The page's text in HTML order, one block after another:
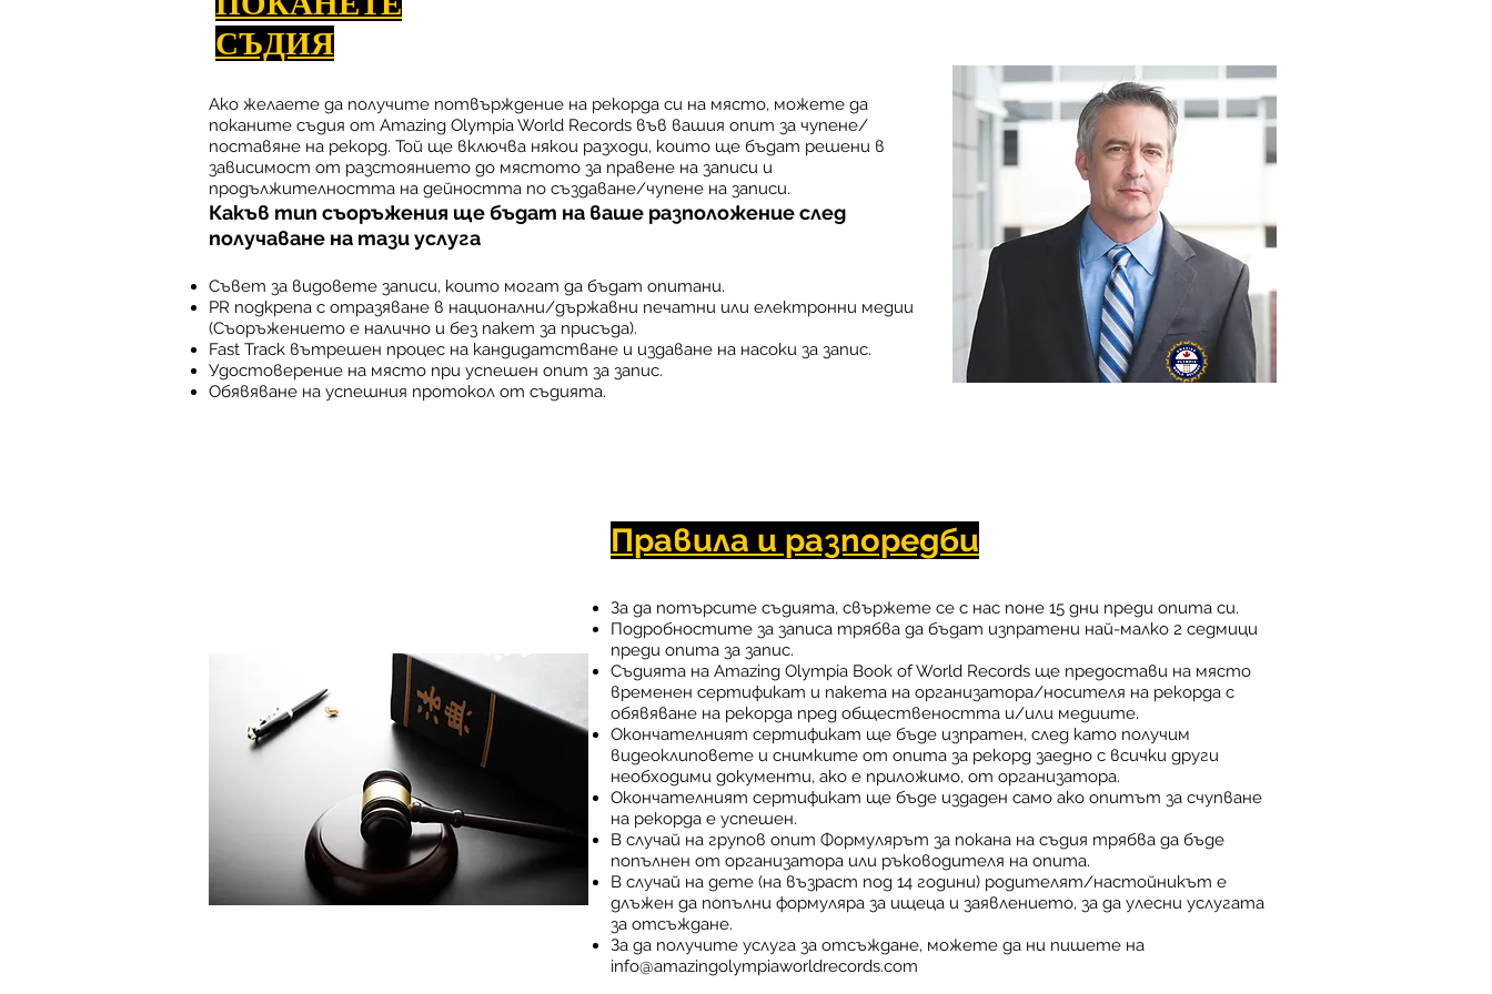
СЪДИЯ
Ако желаете да получите потвърждение на рекорда си на място, можете да
поканите съдия от Amazing Olympia World Records във вашия опит за чупене/
поставяне на рекорд. Той ще включва някои разходи, които ще бъдат решени в
зависимост от разстоянието до мястото за правене на записи и
продължителността на дейността по създаване/чупене на записи.
Какъв тип съоръжения ще бъдат на ваше разположение след
получаване на тази услуга
Съвет за видовете записи, които могат да бъдат опитани.
PR подкрепа с отразяване в национални/държавни печатни или електронни медии
(Съоръжението е налично и без пакет за присъда).
Fast Track вътрешен процес на кандидатстване и издаване на насоки за запис.
Удостоверение на място при успешен опит за запис.
Обявяване на успешния протокол от съдията.
Правила и разпоредби
За да потърсите съдията, свържете се с нас поне 15 дни преди опита си.
Подробностите за записа трябва да бъдат изпратени най-малко 2 седмици
преди опита за запис.
Съдията на Amazing Olympia Book of World Records ще предостави на място
временен сертификат и пакета на организатора/носителя на рекорда с
обявяване на рекорда пред обществеността и/или медиите.
Окончателният сертификат ще бъде изпратен, след като получим
видеоклиповете и снимките от опита за рекорд заедно с всички други
необходими документи, ако е приложимо, от организатора.
Окончателният сертификат ще бъде издаден само ако опитът за счупване
на рекорда е успешен.
В случай на групов опит Формулярът за покана на съдия трябва да бъде
попълнен от организатора или ръководителя на опита.
В случай на дете (на възраст под 14 години) родителят/настойникът е
длъжен да попълни формуляра за ищеца и заявлението, за да улесни услугата
за отсъждане.
За да получите услуга за отсъждане, можете да ни пишете на
info@amazingolympiaworldrecords.com